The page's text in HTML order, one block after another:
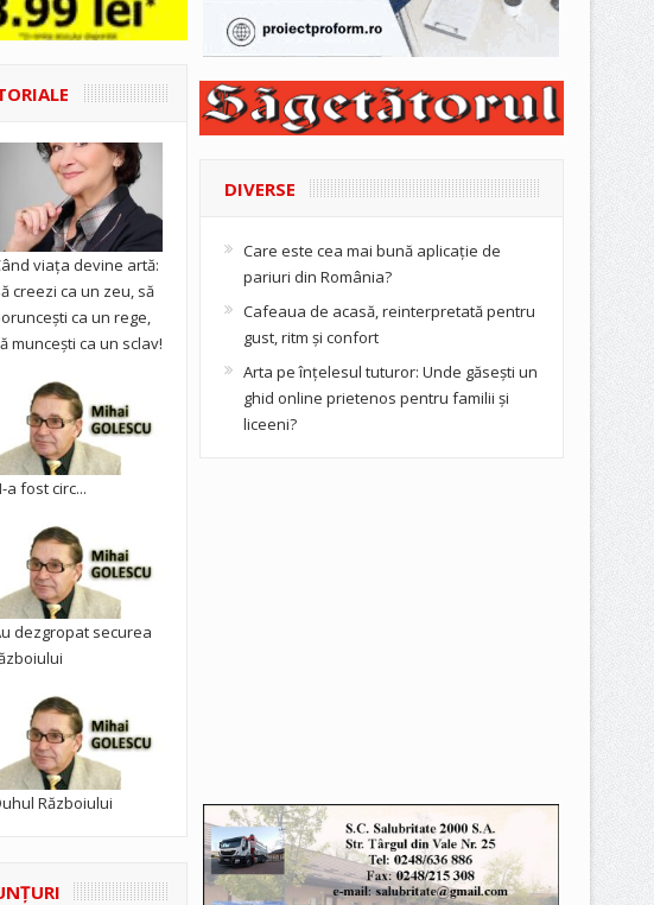
viața devine artă:
creezi ca un zeu, să
ca un rege,
muncești ca un sclav!
a fost circ...
dezgropat securea
Războiului
DIVERSE
Care este cea mai bună aplicație de
pariuri din România?
Cafeaua de acasă, reinterpretată pentru
gust, ritm și confort
Arta pe înțelesul tuturor: Unde găsești un
ghid online prietenos pentru familii și
liceeni?